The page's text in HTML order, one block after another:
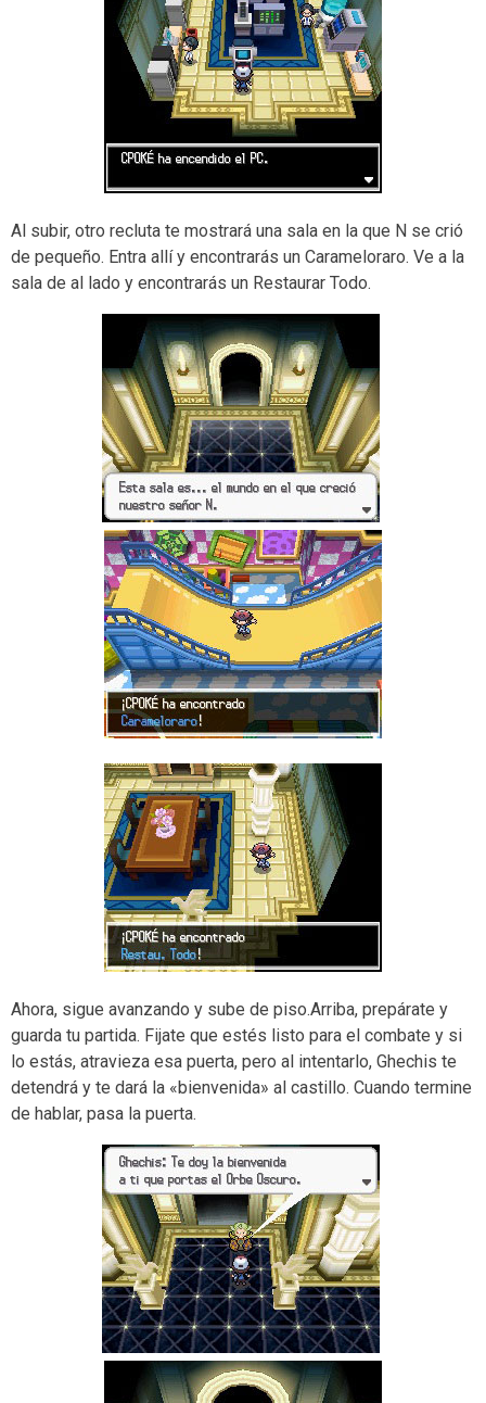
Al subir, otro recluta te mostrará una sala en la que N se crió
de pequeño. Entra allí y encontrarás un Carameloraro. Ve a la
sala de al lado y encontrarás un Restaurar Todo.
Ahora, sigue avanzando y sube de piso.Arriba, prepárate y
guarda tu partida. Fijate que estés listo para el combate y si
lo estás, atravieza esa puerta, pero al intentarlo, Ghechis te
detendrá y te dará la «bienvenida» al castillo. Cuando termine
de hablar, pasa la puerta.